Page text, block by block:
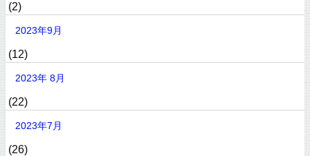
(2)
2023年9月
(12)
2023年 8月
(22)
2023年7月
(26)